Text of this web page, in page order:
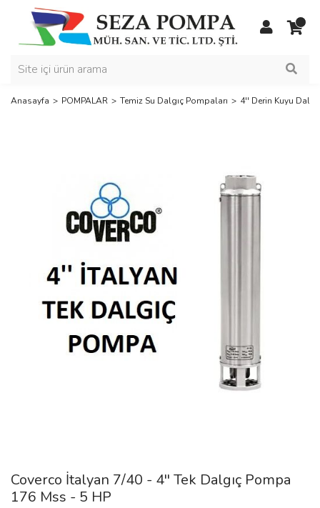
Anasayfa POMPALAR Temiz Su Dalgıç Pompaları 4'' Derin Kuyu
Coverco İtalyan 7/40 - 4'' Tek Dalgıç Pompa
176 Mss - 5 HP